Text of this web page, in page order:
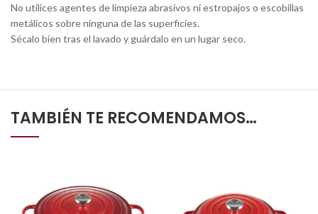
No utilices agentes de limpieza abrasivos ni estropajos o escobillas
metálicos sobre ninguna de las superficies.
Sécalo bien tras el lavado y guárdalo en un lugar seco.
TAMBIÉN TE RECOMENDAMOS…